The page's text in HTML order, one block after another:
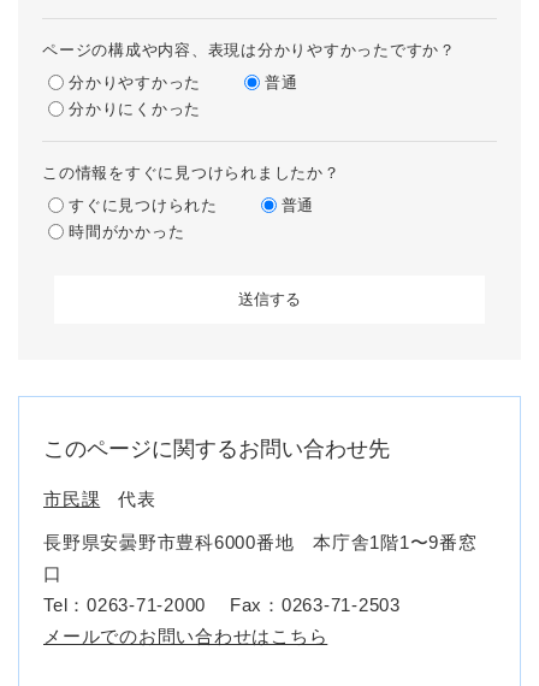
ページの構成や内容、表現は分かりやすかったですか？
分かりやすかった
普通
分かりにくかった
この情報をすぐに見つけられましたか？
すぐに見つけられた
普通
時間がかかった
このページに関するお問い合わせ先
市民課 代表
長野県安曇野市豊科6000番地 本庁舎1階1〜9番窓
口
Tel：0263-71-2000
Fax：0263-71-2503
メールでのお問い合わせはこちら